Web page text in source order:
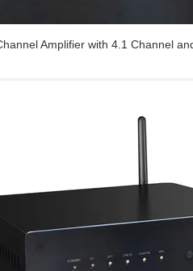
Amplifier with 4.1 Channel